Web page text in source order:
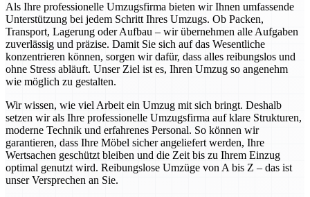
Als Ihre professionelle Umzugsfirma bieten wir Ihnen umfassende
Unterstützung bei jedem Schritt Ihres Umzugs. Ob Packen,
Transport, Lagerung oder Aufbau – wir übernehmen alle Aufgaben
zuverlässig und präzise. Damit Sie sich auf das Wesentliche
konzentrieren können, sorgen wir dafür, dass alles reibungslos und
ohne Stress abläuft. Unser Ziel ist es, Ihren Umzug so angenehm
wie möglich zu gestalten.
Wir wissen, wie viel Arbeit ein Umzug mit sich bringt. Deshalb
setzen wir als Ihre professionelle Umzugsfirma auf klare Strukturen,
moderne Technik und erfahrenes Personal. So können wir
garantieren, dass Ihre Möbel sicher angeliefert werden, Ihre
Wertsachen geschützt bleiben und die Zeit bis zu Ihrem Einzug
optimal genutzt wird. Reibungslose Umzüge von A bis Z – das ist
unser Versprechen an Sie.